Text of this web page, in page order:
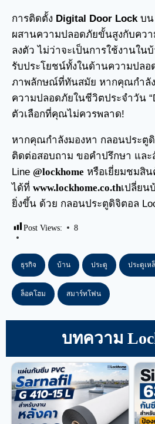
การติดตั้ง Digital Door Lockบน
ผสานความปลอดภัยขั้นสูงกับควา
ลงตัว ไม่ว่าจะเป็นการใช้งานใ
รับประโยชน์ทั้งในด้านความปลอ
ภาพลักษณ์ที่ทันสมัย หากคุณกำลัง
ความปลอดภัยในชีวิตประจำวัน
ตัวเลือกที่คุณไม่ควรพลาด!
หากคุณกำลังมองหา กลอนประตูดิ
ติดต่อสอบถาม ขอคำปรึกษา และ
Line @lockhome หรือเยี่ยมชมสิ
ได้ที่ www.lockhome.co.thเปลี่ยน
ยิ่งขึ้น ด้วย กลอนประตูดิจิตอล
Post Views: 8
ธุรกิจ บ้าน ประตู ประตูเห
ล็อคโฮม สมาร์ทโฟน
บทความ